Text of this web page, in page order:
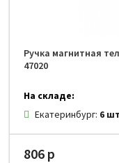
Ручка магнитная
47020
На складе:
Екатеринбург: 6
806 р